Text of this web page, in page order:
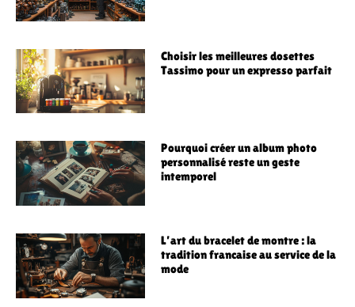
Choisir les meilleures dosettes
Tassimo pour un expresso parfait
Pourquoi créer un album photo
personnalisé reste un geste
intemporel
L’art du bracelet de montre : la
tradition francaise au service de la
mode